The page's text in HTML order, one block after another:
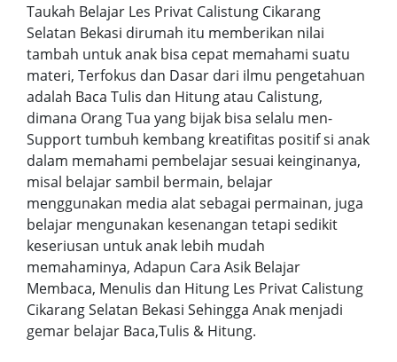
Taukah Belajar Les Privat Calistung Cikarang
Selatan Bekasi dirumah itu memberikan nilai
tambah untuk anak bisa cepat memahami suatu
materi, Terfokus dan Dasar dari ilmu pengetahuan
adalah Baca Tulis dan Hitung atau Calistung,
dimana Orang Tua yang bijak bisa selalu men-
Support tumbuh kembang kreatifitas positif si anak
dalam memahami pembelajar sesuai keinginanya,
misal belajar sambil bermain, belajar
menggunakan media alat sebagai permainan, juga
belajar mengunakan kesenangan tetapi sedikit
keseriusan untuk anak lebih mudah
memahaminya, Adapun Cara Asik Belajar
Membaca, Menulis dan Hitung Les Privat Calistung
Cikarang Selatan Bekasi Sehingga Anak menjadi
gemar belajar Baca,Tulis & Hitung.